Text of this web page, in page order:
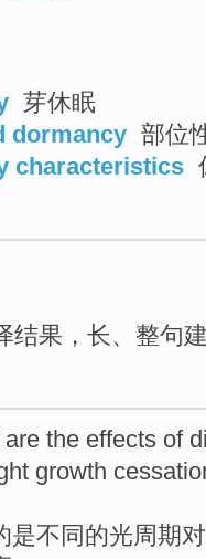
芽休眠
dormancy 部位
characteristics
结果，长、整句
are the effects of
growth
是不同 的光周期对